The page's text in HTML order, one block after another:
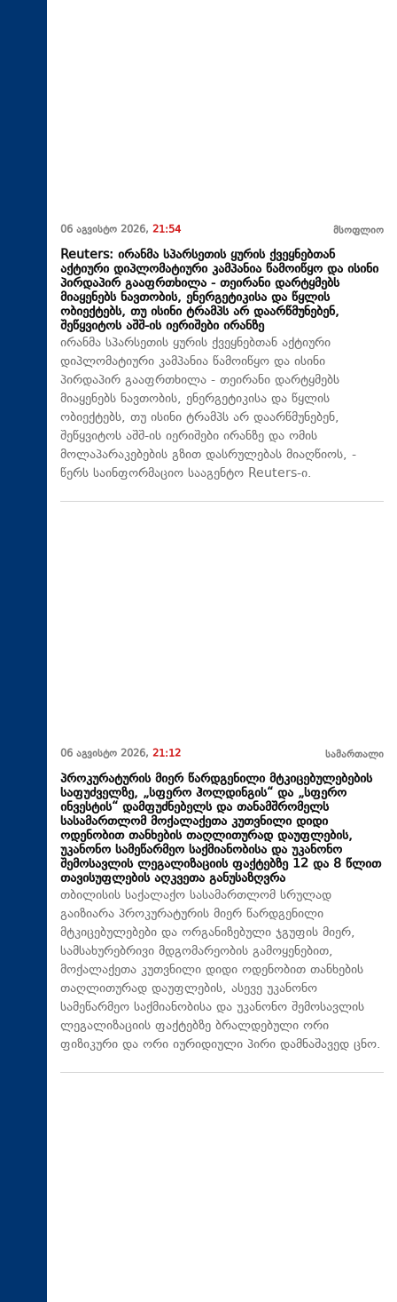
06 აგვისტო 2026, 21:54 მსოფლიო
Reuters: ირანმა სპარსეთის ყურის ქვეყნებთან
აქტიური დიპლომატიური კამპანია წამოიწყო და ისინი
პირდაპირ გააფრთხილა - თეირანი დარტყმებს
მიაყენებს ნავთობის, ენერგეტიკისა და წყლის
ობიექტებს, თუ ისინი ტრამპს არ დაარწმუნებენ,
შეწყვიტოს აშშ-ის იერიშები ირანზე
ირანმა სპარსეთის ყურის ქვეყნებთან აქტიური
დიპლომატიური კამპანია წამოიწყო და ისინი
პირდაპირ გააფრთხილა - თეირანი დარტყმებს
მიაყენებს ნავთობის, ენერგეტიკისა და წყლის
ობიექტებს, თუ ისინი ტრამპს არ დაარწმუნებენ,
შეწყვიტოს აშშ-ის იერიშები ირანზე და ომის
მოლაპარაკებების გზით დასრულებას მიაღწიოს, -
წერს საინფორმაციო სააგენტო Reuters-ი.
06 აგვისტო 2026, 21:12 სამართალი
პროკურატურის მიერ წარდგენილი მტკიცებულებების
საფუძველზე, „სფერო ჰოლდინგის“ და „სფერო
ინვესტის“ დამფუძნებელს და თანამშრომელს
სასამართლომ მოქალაქეთა კუთვნილი დიდი
ოდენობით თანხების თაღლითურად დაუფლების,
უკანონო სამეწარმეო საქმიანობისა და უკანონო
შემოსავლის ლეგალიზაციის ფაქტებზე 12 და 8 წლით
თავისუფლების აღკვეთა განუსაზღვრა
თბილისის საქალაქო სასამართლომ სრულად
გაიზიარა პროკურატურის მიერ წარდგენილი
მტკიცებულებები და ორგანიზებული ჯგუფის მიერ,
სამსახურებრივი მდგომარეობის გამოყენებით,
მოქალაქეთა კუთვნილი დიდი ოდენობით თანხების
თაღლითურად დაუფლების, ასევე უკანონო
სამეწარმეო საქმიანობისა და უკანონო შემოსავლის
ლეგალიზაციის ფაქტებზე ბრალდებული ორი
ფიზიკური და ორი იურიდიული პირი დამნაშავედ ცნო.